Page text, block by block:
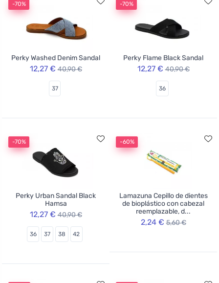
-70%
Perky Washed Denim Sandal
12,27 € 40,90 €
37
-70%
Perky Flame Black Sandal
12,27 € 40,90 €
36
-70%
Perky Urban Sandal Black
Hamsa
12,27 € 40,90 €
36 37 38 42
-60%
Lamazuna Cepillo de dientes
de bioplástico con cabezal
reemplazable, d...
2,24 € 5,60 €